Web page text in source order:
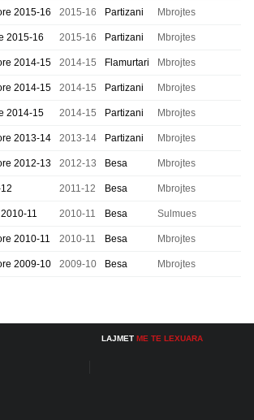
2015-16 2015-16 Partizani Mbrojtes
2015-16 2015-16 Partizani Mbrojtes
2014-15 2014-15 Flamurtari Mbrojtes
2014-15 2014-15 Partizani Mbrojtes
2014-15 2014-15 Partizani Mbrojtes
2013-14 2013-14 Partizani Mbrojtes
2012-13 2012-13 Besa Mbrojtes
2011-12 Besa Mbrojtes
11 2010-11 Besa Sulmues
2010-11 2010-11 Besa Mbrojtes
2009-10 2009-10 Besa Mbrojtes
LAJMET ME TE LEXUARA